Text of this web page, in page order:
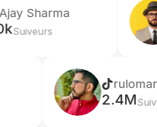
personnage
Mr
Suiveurs
rulomart
2.4MSuiveurs